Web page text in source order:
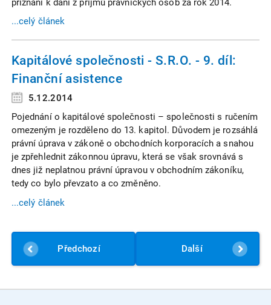
...celý článek
Kapitálové společnosti - S.R.O. - 9. díl:
Finanční asistence
5.12.2014
Pojednání o kapitálové společnosti – společnosti s ručením
omezeným je rozděleno do 13. kapitol. Důvodem je rozsáhlá
právní úprava v zákoně o obchodních korporacích a snahou
je zpřehlednit zákonnou úpravu, která se však srovnává s
dnes již neplatnou právní úpravou v obchodním zákoníku,
tedy co bylo převzato a co změněno.
...celý článek
Předchozí Další